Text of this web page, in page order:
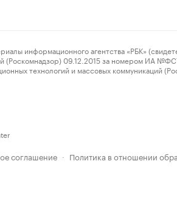
агентства «РБК»
09.12.2015 за номером ИА
технологий и массовых коммуникаций
соглашение · Политика в отношении